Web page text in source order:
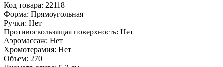
Код товара: 22118
Форма: Прямоугольная
Ручки: Нет
Противоскользящая поверхность: Нет
Аэромассаж: Нет
Хромотерамия: Нет
Объем: 270